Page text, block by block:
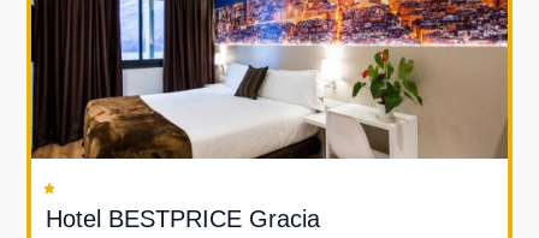
Hotel BESTPRICE Gracia